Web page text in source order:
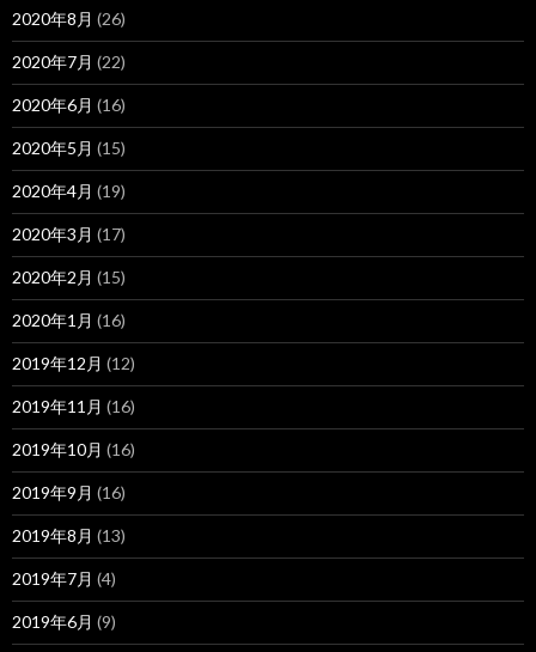
2020年8月 (26)
2020年7月 (22)
2020年6月 (16)
2020年5月 (15)
2020年4月 (19)
2020年3月 (17)
2020年2月 (15)
2020年1月 (16)
2019年12月 (12)
2019年11月 (16)
2019年10月 (16)
2019年9月 (16)
2019年8月 (13)
2019年7月 (4)
2019年6月 (9)